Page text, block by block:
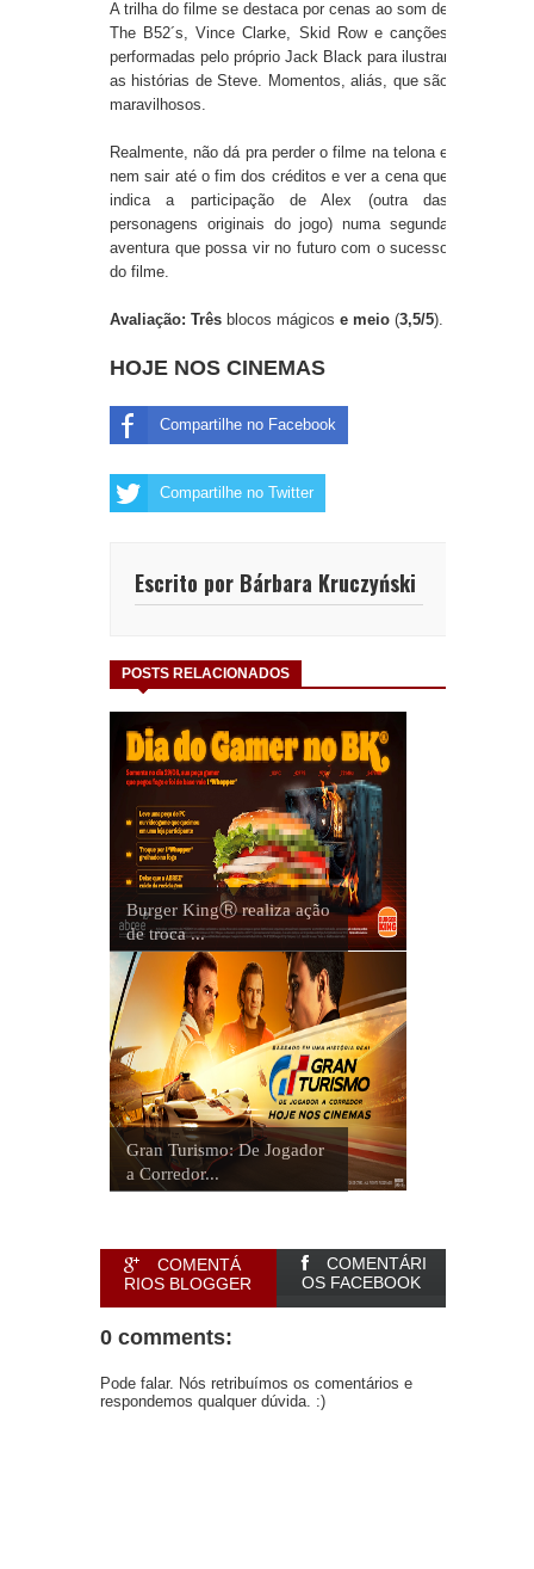
A trilha do filme se destaca por cenas ao som de
The B52´s, Vince Clarke, Skid Row e canções
performadas pelo próprio Jack Black para ilustrar
as histórias de Steve. Momentos, aliás, que são
maravilhosos.
Realmente, não dá pra perder o filme na telona e
nem sair até o fim dos créditos e ver a cena que
indica a participação de Alex (outra das
personagens originais do jogo) numa segunda
aventura que possa vir no futuro com o sucesso
do filme.
Avaliação: Três blocos mágicos e meio (3,5/5).
HOJE NOS CINEMAS
Compartilhe no Facebook
Compartilhe no Twitter
Escrito por Bárbara Kruczyński
POSTS RELACIONADOS
Burger KingⓇ realiza ação
de troca ...
Gran Turismo: De Jogador
a Corredor...
COMENTÁ
RIOS BLOGGER
COMENTÁRI
OS FACEBOOK
0 comments:
Pode falar. Nós retribuímos os comentários e
respondemos qualquer dúvida. :)